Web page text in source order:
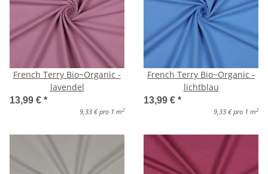
French Terry Bio~Organic -
lavendel
13,99 € *
9,33 € pro 1 m 2
French Terry Bio~Organic -
lichtblau
13,99 € *
9,33 € pro 1 m 2